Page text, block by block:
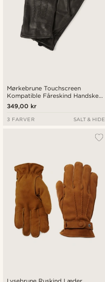
Mørkebrune Touchscreen
Kompatible Fåreskind Handsker
med Manchetter
349,00 kr
3 FARVER SALT & HIDE